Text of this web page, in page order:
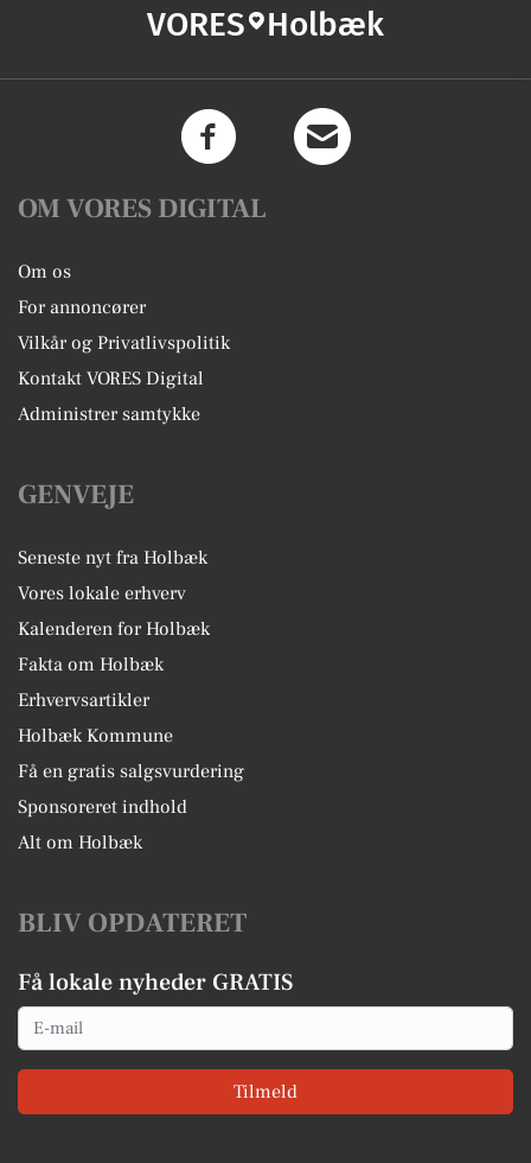
VORES Holbæk
OM VORES DIGITAL
Om os
For annoncører
Vilkår og Privatlivspolitik
Kontakt VORES Digital
Administrer samtykke
GENVEJE
Seneste nyt fra Holbæk
Vores lokale erhverv
Kalenderen for Holbæk
Fakta om Holbæk
Erhvervsartikler
Holbæk Kommune
Få en gratis salgsvurdering
Sponsoreret indhold
Alt om Holbæk
BLIV OPDATERET
Få lokale nyheder GRATIS
Email
Tilmeld